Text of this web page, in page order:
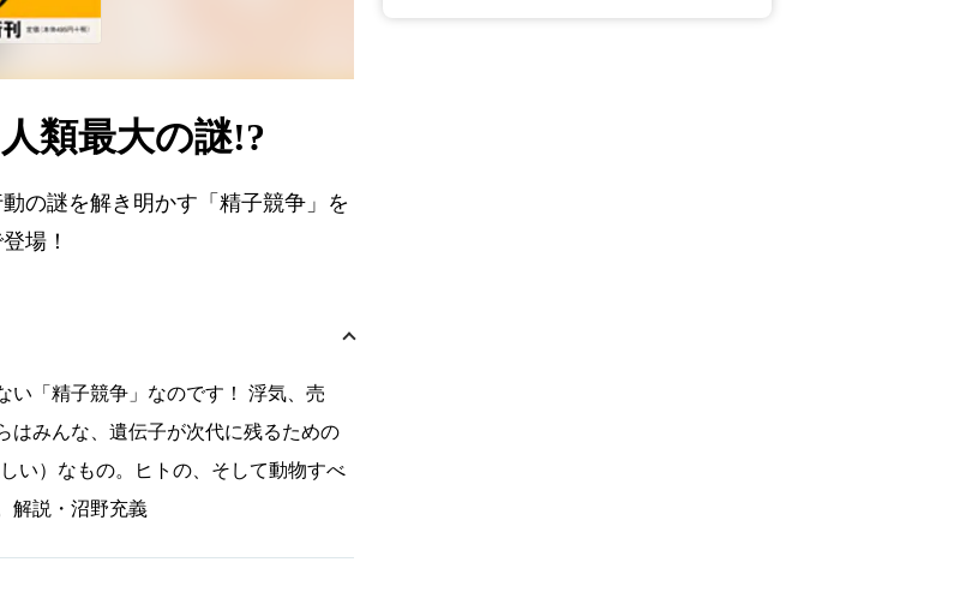
類最大の謎!?
の謎を解き明かす「精子競争」を
場！
い「精子競争」なのです！ 浮気、売
はみんな、遺伝子が次代に残るための
い）なもの。ヒトの、そして動物すべ
解説・沼野充義